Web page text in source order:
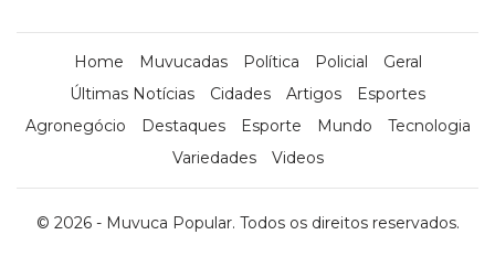
Home Muvucadas Política Policial
Geral
Últimas Notícias
Cidades Artigos
Esportes
Agronegócio
Destaques Esporte Mundo
Tecnologia
Variedades
Videos
© 2026 - Muvuca Popular. Todos os direitos reservados.